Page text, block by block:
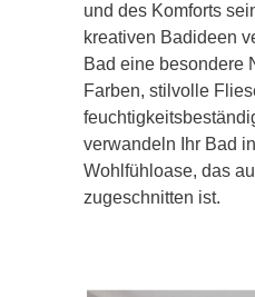
und des Komforts
kreativen Badideen
Bad eine besondere
Farben, stilvolle
verwandeln Ihr Bad
Wohlfühloase, das
zugeschnitten ist.